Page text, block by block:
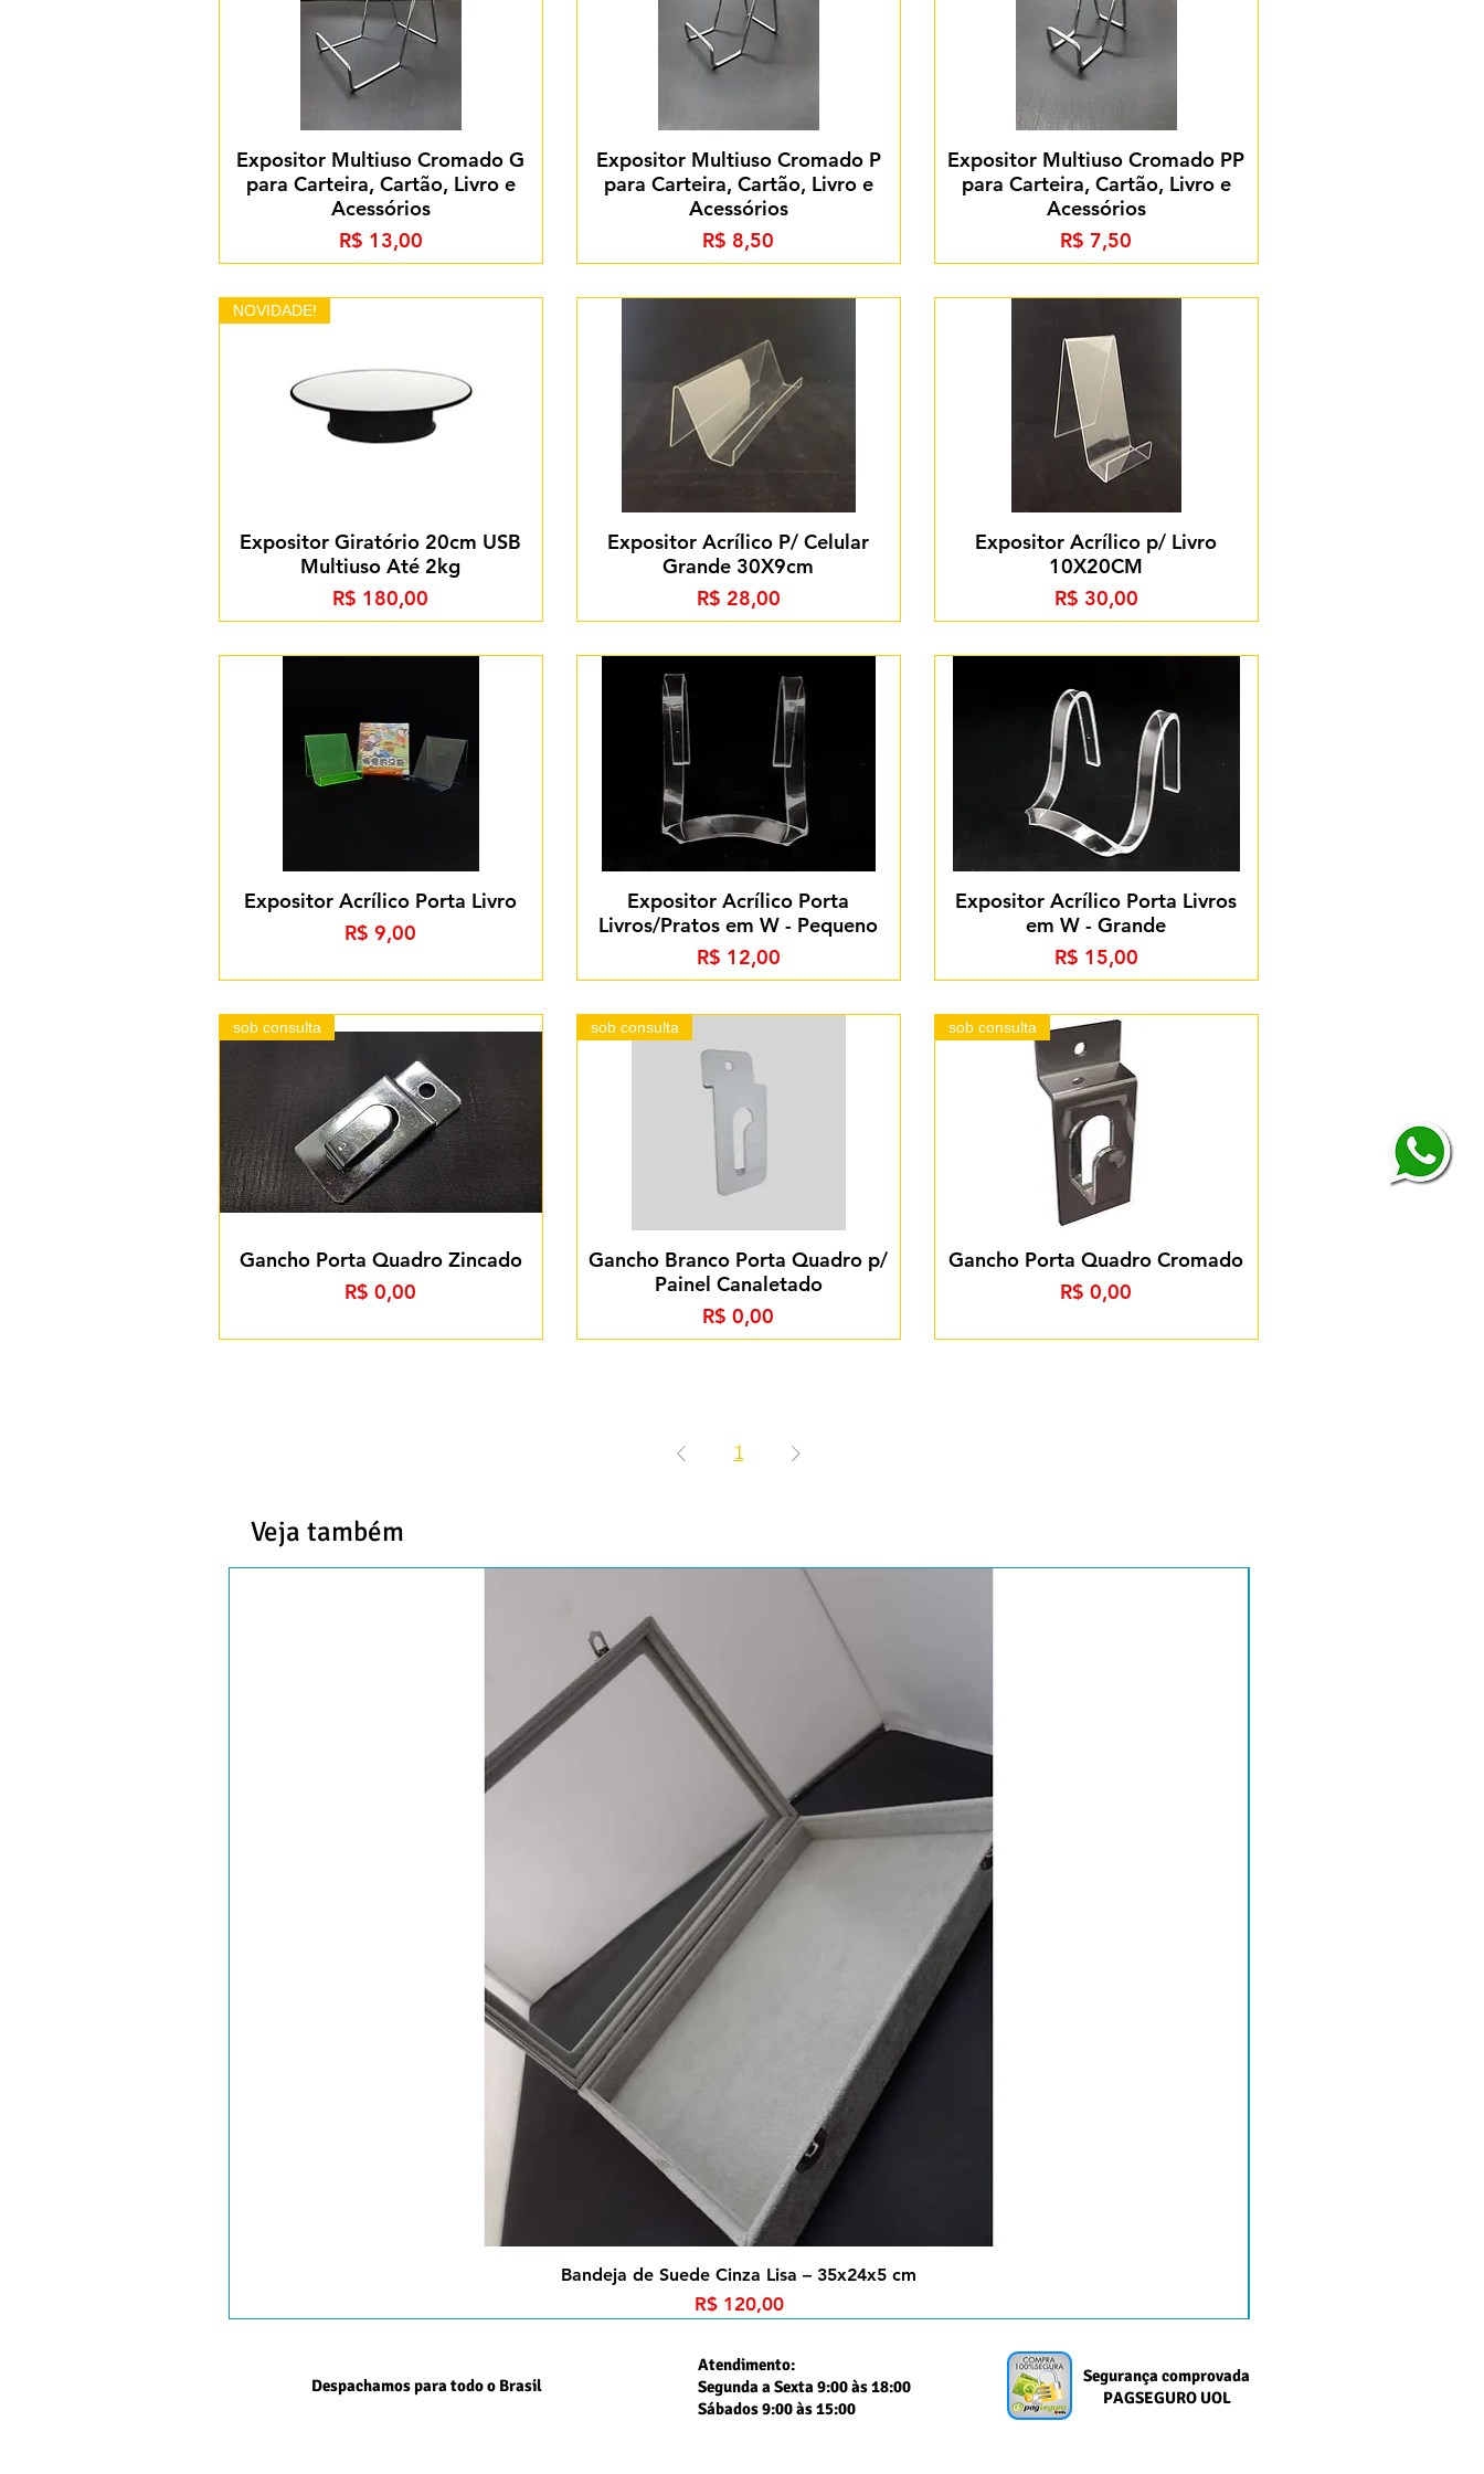
Expositor Multiuso Cromado G
para Carteira, Cartão, Livro e
Acessórios
Preço
R$ 13,00
Expositor Multiuso Cromado P
para Carteira, Cartão, Livro e
Acessórios
Preço
R$ 8,50
Expositor Multiuso Cromado PP
para Carteira, Cartão, Livro e
Acessórios
Preço
R$ 7,50
NOVIDADE!
Expositor Giratório 20cm USB
Multiuso Até 2kg
Preço
R$ 180,00
Expositor Acrílico P/ Celular
Grande 30X9cm
Preço
R$ 28,00
Expositor Acrílico p/ Livro
10X20CM
Preço
R$ 30,00
Expositor Acrílico Porta Livro
Preço
R$ 9,00
Expositor Acrílico Porta
Livros/Pratos em W - Pequeno
Preço
R$ 12,00
Expositor Acrílico Porta Livros
em W - Grande
Preço
R$ 15,00
sob consulta
Gancho Porta Quadro Zincado
Preço
R$ 0,00
sob consulta
Gancho Branco Porta Quadro p/
Painel Canaletado
Preço
R$ 0,00
sob consulta
Gancho Porta Quadro Cromado
Preço
R$ 0,00
1
Veja também
Bandeja de Suede Cinza Lisa – 35x24x5 cm
Preço
R$ 120,00
Despachamos para todo o Brasil
Atendimento:
Segunda a Sexta 9:00 às 18:00
Sábados 9:00 às 15:00
Segurança comprovada
PAGSEGURO UOL